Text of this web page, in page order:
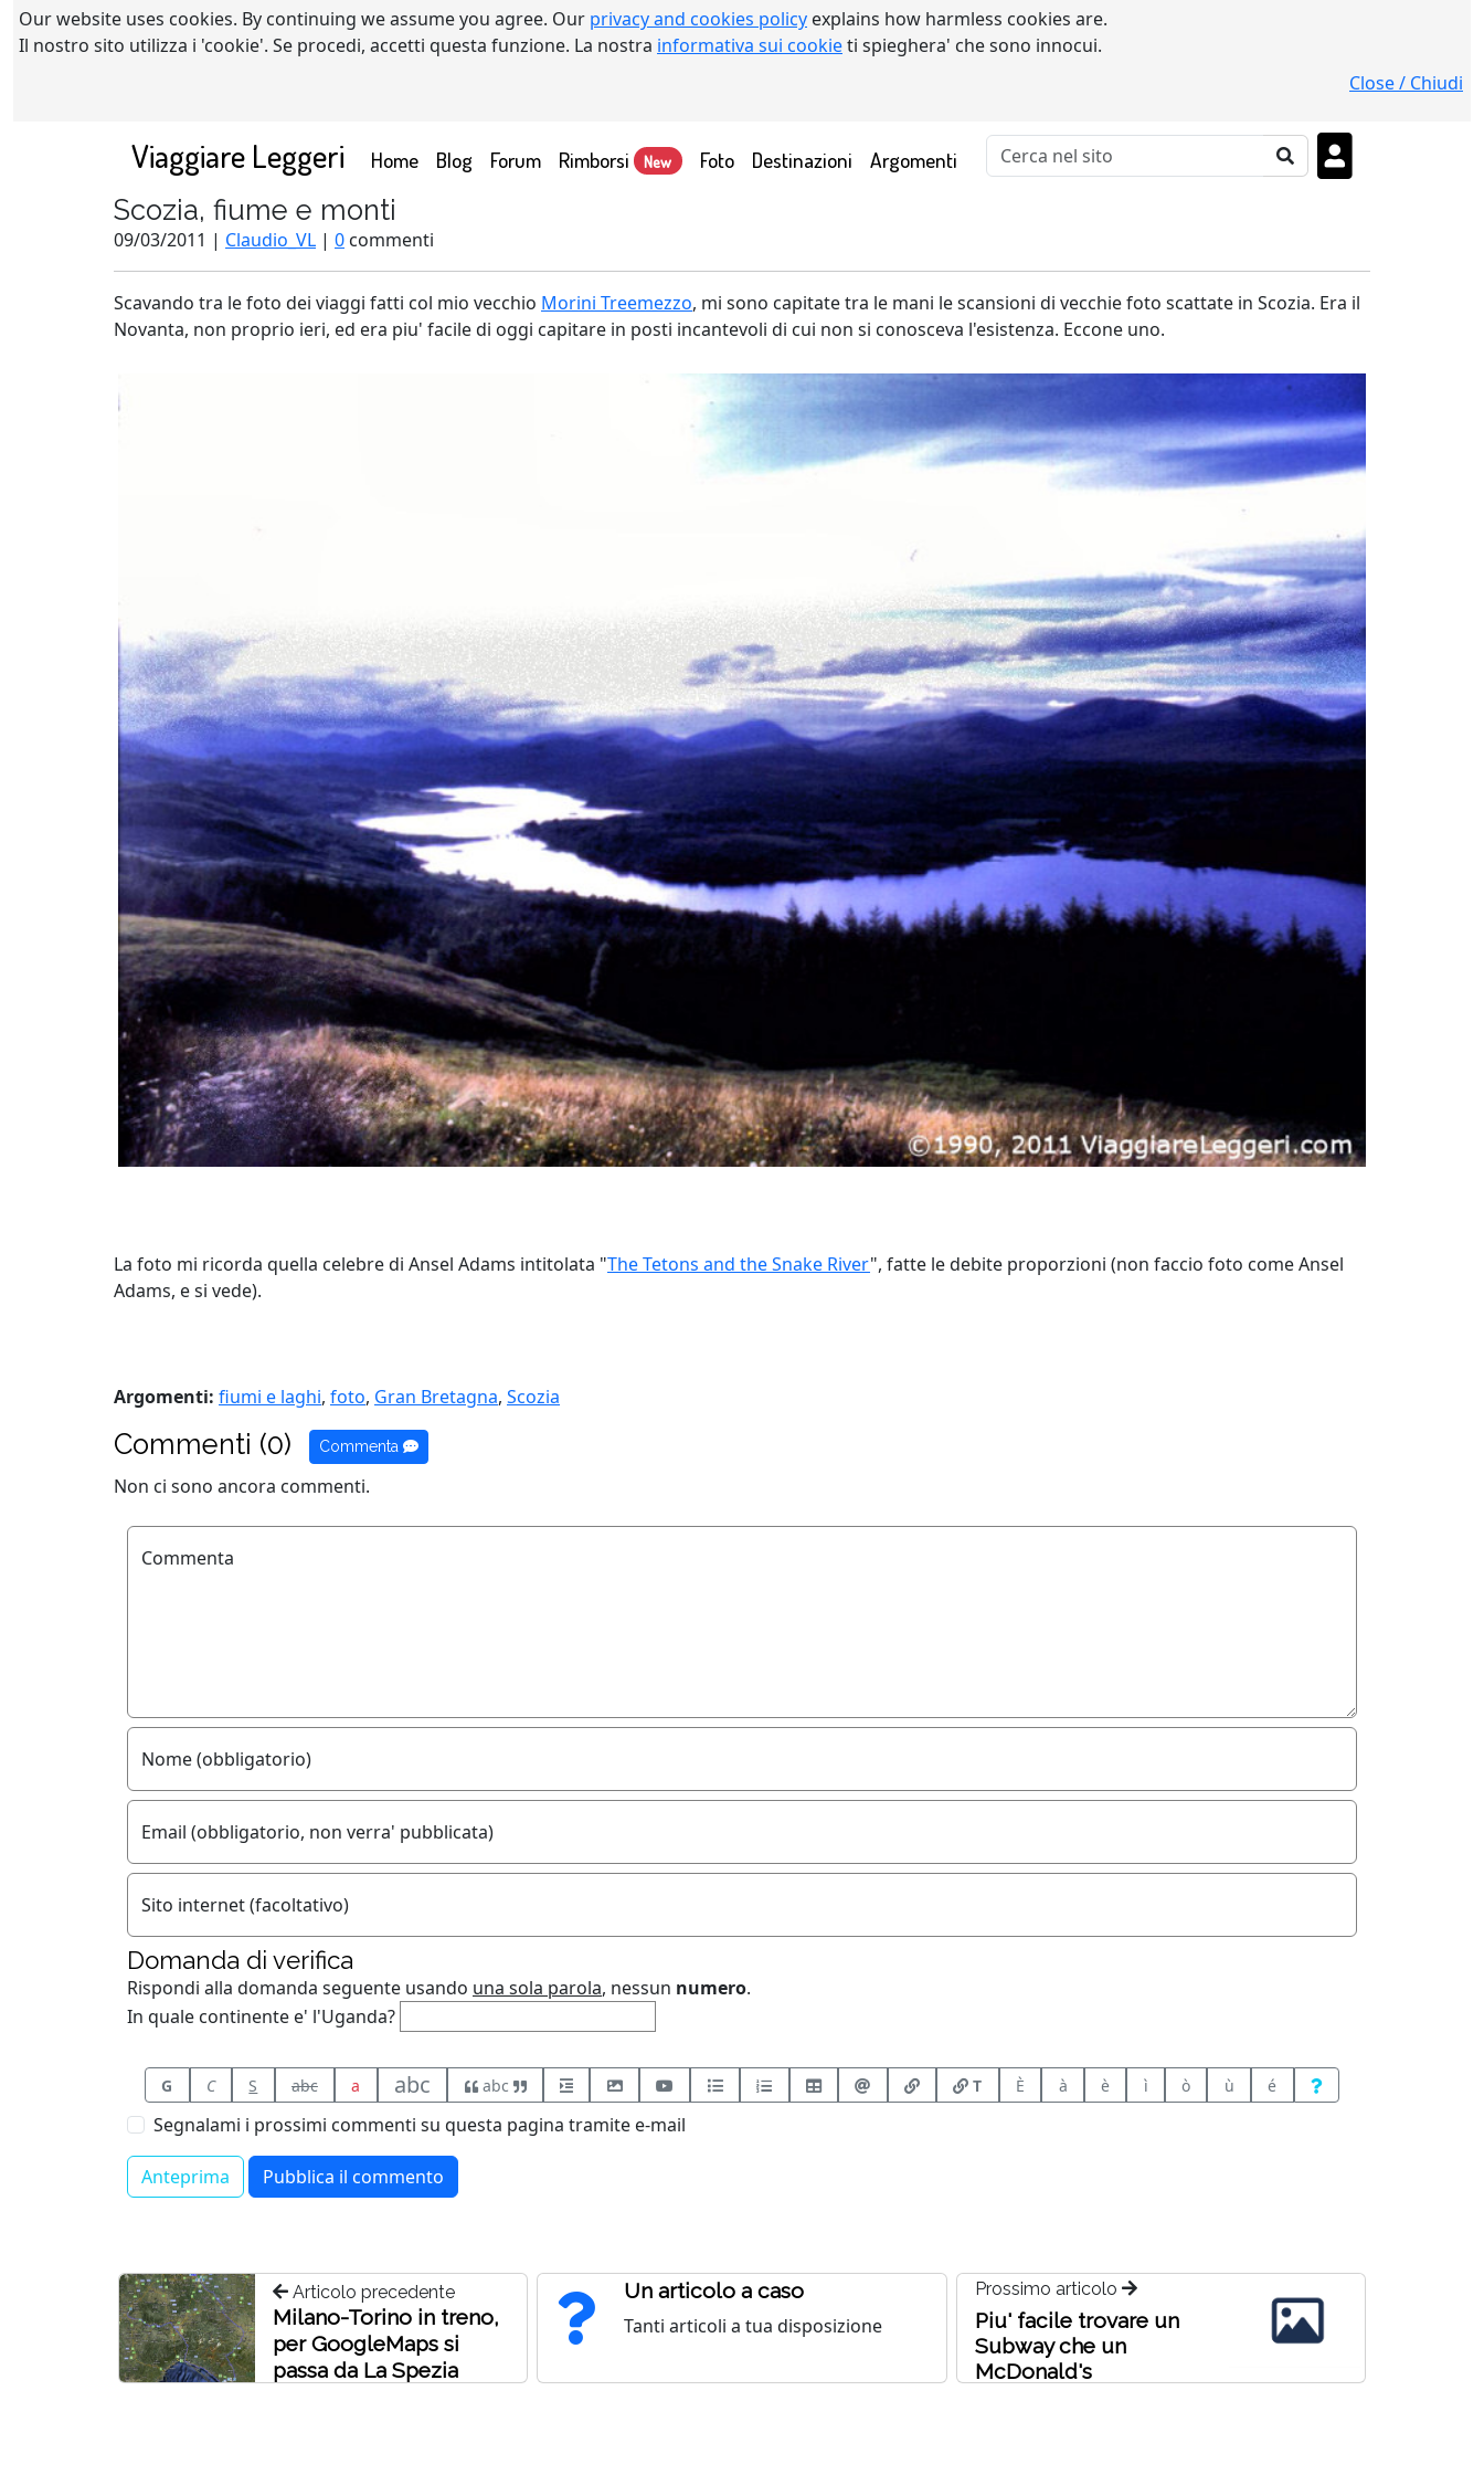
Our website uses cookies. By continuing we assume you agree. Our privacy and cookies policy explains how harmless cookies are.
Il nostro sito utilizza i 'cookie'. Se procedi, accetti questa funzione. La nostra informativa sui cookieti spieghera' che sono innocui.
Close / Chiudi
Viaggiare Leggeri Home(current)
Blog Forum Rimborsi New Foto Destinazioni Argomenti
Scozia, fiume e monti
09/03/2011 | Claudio_VL | 0 commenti
Scavando tra le foto dei viaggi fatti col mio vecchio Morini Treemezzo, mi sono capitate tra le mani le scansioni di vecchie foto scattate in Scozia. Era il
Novanta, non proprio ieri, ed era piu' facile di oggi capitare in posti incantevoli di cui non si conosceva l'esistenza. Eccone uno.
La foto mi ricorda quella celebre di Ansel Adams intitolata "The Tetons and the Snake River", fatte le debite proporzioni (non faccio foto come Ansel
Adams, e si vede).
Argomenti: fiumi e laghi, foto, Gran Bretagna, Scozia
Commenti (0) Commenta
Non ci sono ancora commenti.
Commenta
Nome (obbligatorio)
Email (obbligatorio, non verra' pubblicata)
Sito internet (facoltativo)
Domanda di verifica
Rispondi alla domanda seguente usando una sola parola, nessun numero.
In quale continente e' l'Uganda?
G C S abc a abc abc T È à è ì ò ù é
Segnalami i prossimi commenti su questa pagina tramite e-mail
Articolo precedente
Milano-Torino in treno,
per GoogleMaps si
passa da La Spezia
Un articolo a caso
Tanti articoli a tua disposizione
Prossimo articolo
Piu' facile trovare un
Subway che un
McDonald's